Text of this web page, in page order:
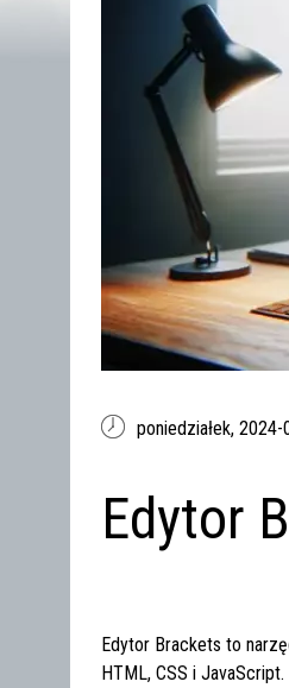
poniedziałek,2024-
Edytor
Edytor Brackets to
HTML, CSS i